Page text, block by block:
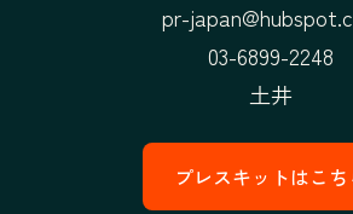
pr-
03-6899-2248
土井
プレスキットはこち